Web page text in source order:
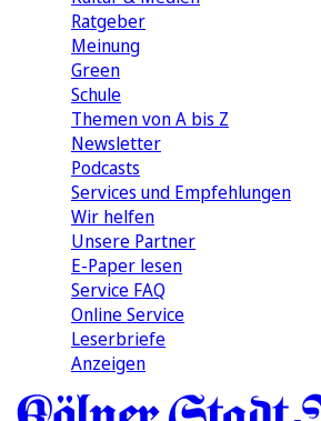
Ratgeber
Meinung
Green
Schule
Themen von A bis Z
Newsletter
Podcasts
Services und Empfehlungen
Wir helfen
Unsere Partner
E-Paper lesen
Service FAQ
Online Service
Leserbriefe
Anzeigen